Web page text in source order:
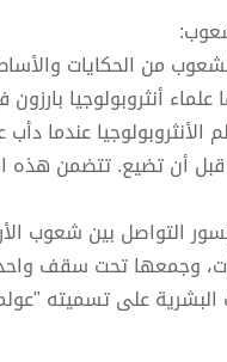
أنثروبولوجيا
عندما
أن تضيع. تتضمن هذه
التواصل بين شعوب
وجمعها تحت سقف
على تسميته